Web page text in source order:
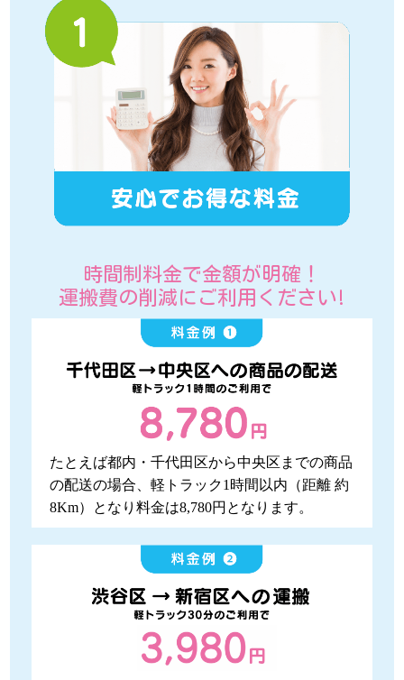
時間制料金で金額が明確！
運搬費の削減にご利用ください!
たとえば都内・千代田区から中央区までの商品
の配送の場合、軽トラック1時間以内（距離 約
8Km）となり料金は8,780円となります。